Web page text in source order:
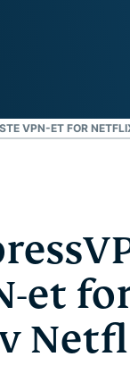
VPN-ET FOR
et